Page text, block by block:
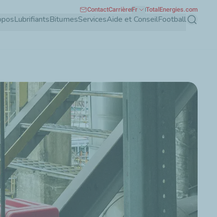
LubrifiantsBitumesServicesAide et ConseilFootball
ContactCarrièreFr TotalEnergies.com